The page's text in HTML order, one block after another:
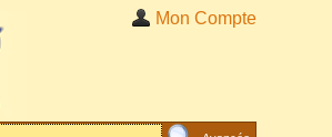
Mon Compte